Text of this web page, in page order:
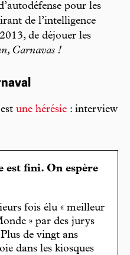
pour les
de l’intelligence
de déjouer les
Carnavas !
une hérésie : interview
est fini. On espère
fois élu « meilleur
» par des jurys
de vingt ans
dans les kiosques